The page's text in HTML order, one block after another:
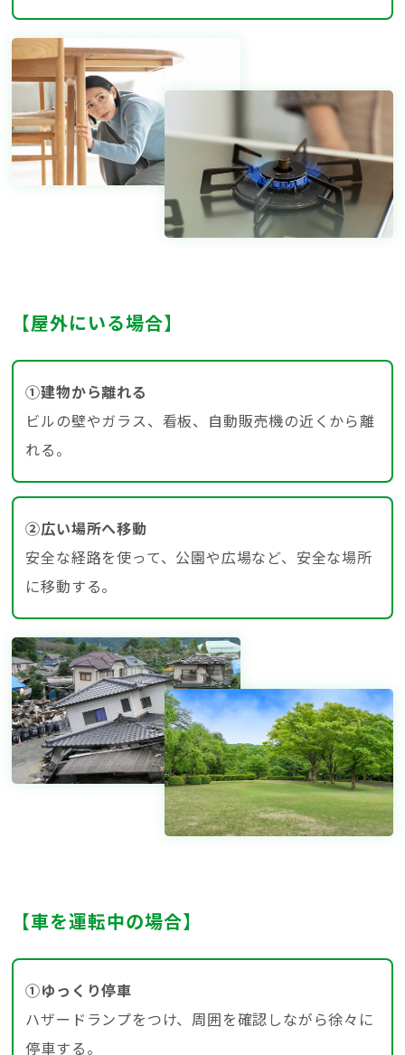
【屋外にいる場合】
①建物から離れる
ビルの壁やガラス、看板、自動販売機の近くから離
れる。
②広い場所へ移動
安全な経路を使って、公園や広場など、安全な場所
に移動する。
【車を運転中の場合】
①ゆっくり停車
ハザードランプをつけ、周囲を確認しながら徐々に
停車する。